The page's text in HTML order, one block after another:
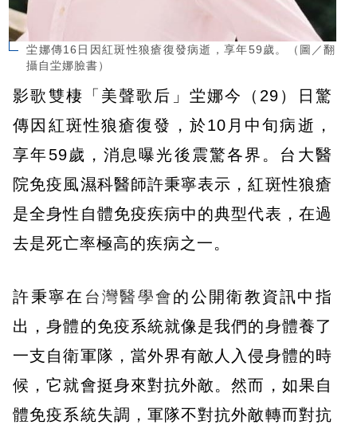
坣娜傳16日因紅斑性狼瘡復發病逝，享年59歲。（圖／翻
攝自坣娜臉書）
影歌雙棲「美聲歌后」坣娜今（29）日驚
傳因紅斑性狼瘡復發，於10月中旬病逝，
享年59歲，消息曝光後震驚各界。台大醫
院免疫風濕科醫師許秉寧表示，紅斑性狼瘡
是全身性自體免疫疾病中的典型代表，在過
去是死亡率極高的疾病之一。
許秉寧在 台灣醫學會的公開衛教資訊中指
出，身體的免疫系統就像是我們的身體養了
一支自衛軍隊，當外界有敵人入侵身體的時
候，它就會挺身來對抗外敵。然而，如果自
體免疫系統失調，軍隊不對抗外敵轉而對抗